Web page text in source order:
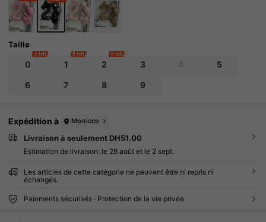
Taille
0
3 left
1
8 left
2
9 left
3 5
6 7 8 9
Expédition à Morocco
Livraison à seulement DH51.00
Estimation de livraison: le 28 août et le 2 sept.
Les articles de cette catégorie ne peuvent être ni repris ni
échangés.
Paiements sécurisés · Protection de la vie privée